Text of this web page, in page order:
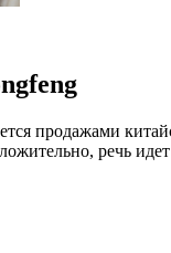
продажами
речь